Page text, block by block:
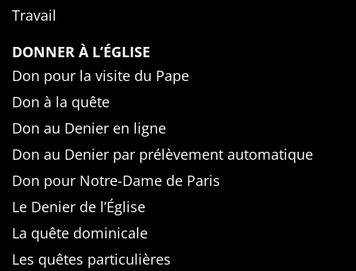
Travail
DONNER À L’ÉGLISE
Don pour la visite du Pape
Don à la quête
Don au Denier en ligne
Don au Denier par prélèvement automatique
Don pour Notre-Dame de Paris
Le Denier de l’Église
La quête dominicale
Les quêtes particulières